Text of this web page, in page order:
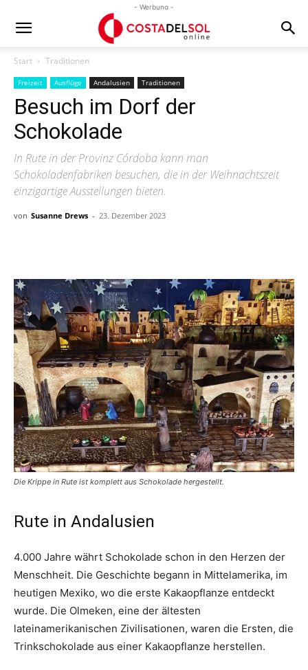
- Werbung -
Start Traditionen
Freizeit Ausflüge Andalusien Traditionen
Besuch im Dorf der
Schokolade
In Rute in der Provinz Córdoba kann man
Schokoladenfabriken besuchen, die in der Weihnachtszeit
einzigartige Ausstellungen bieten.
von Susanne Drews - 23. Dezember 2023
Die Krippe in Rute ist komplett aus Schokolade hergestellt.
Rute in Andalusien
4.000 Jahre währt Schokolade schon in den Herzen der
Menschheit. Die Geschichte begann in Mittelamerika, im
heutigen Mexiko, wo die erste Kakaopflanze entdeckt
wurde. Die Olmeken, eine der ältesten
lateinamerikanischen Zivilisationen, waren die Ersten, die
Trinkschokolade aus einer Kakaopflanze herstellen.